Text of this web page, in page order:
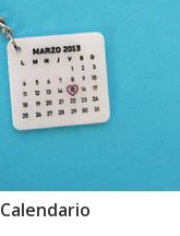
Calendario